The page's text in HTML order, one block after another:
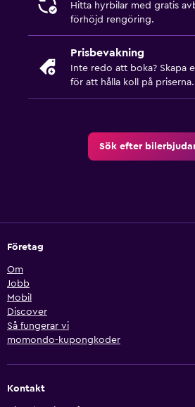
Hitta hyrbilar med gratis
förhöjd rengöring.
Prisbevakning
Inte redo att boka? Skapa
för att hålla koll på priserna.
Sök efter
Företag
Om
Jobb
Mobil
Discover
Så fungerar vi
momondo-kupongkoder
Kontakt